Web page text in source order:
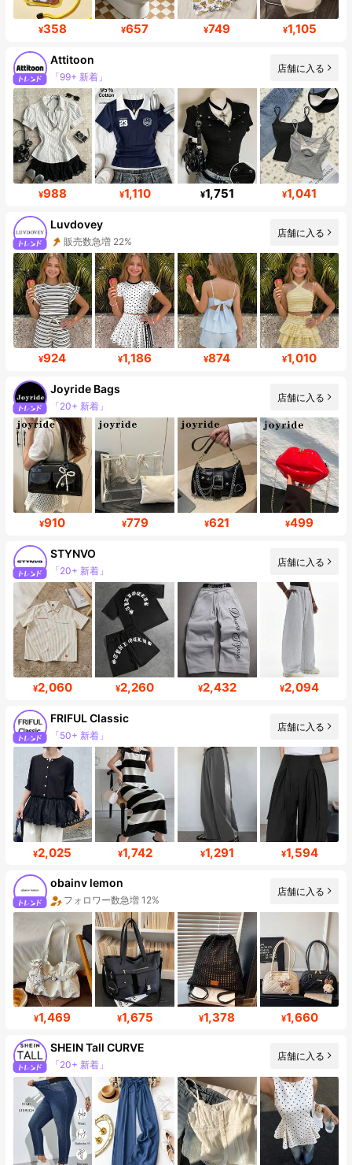
¥358 ¥657 ¥749 ¥1,105
Attitoon
フォロワー数急増 18%
店舗に入る
¥988 ¥1,110 ¥1,751 ¥1,041
Luvdovey
販売数急増 22%
フォロワー数急増 43%
店舗に入る
¥924 ¥1,186 ¥874 ¥1,010
Joyride Bags
「20+ 新着」
フォロワー数急増 431%
店舗に入る
¥910 ¥779 ¥621 ¥499
STYNVO
「20+ 新着」
フォロワー 45K
店舗に入る
¥2,060 ¥2,260 ¥2,432 ¥2,094
FRIFUL Classic
フォロワー 402K
店舗に入る
¥2,025 ¥1,742 ¥1,291 ¥1,594
obainv lemon
フォロワー数急増 12%
店舗に入る
¥1,469 ¥1,675 ¥1,378 ¥1,660
SHEIN Tall CURVE
フォロワー 195K
店舗に入る